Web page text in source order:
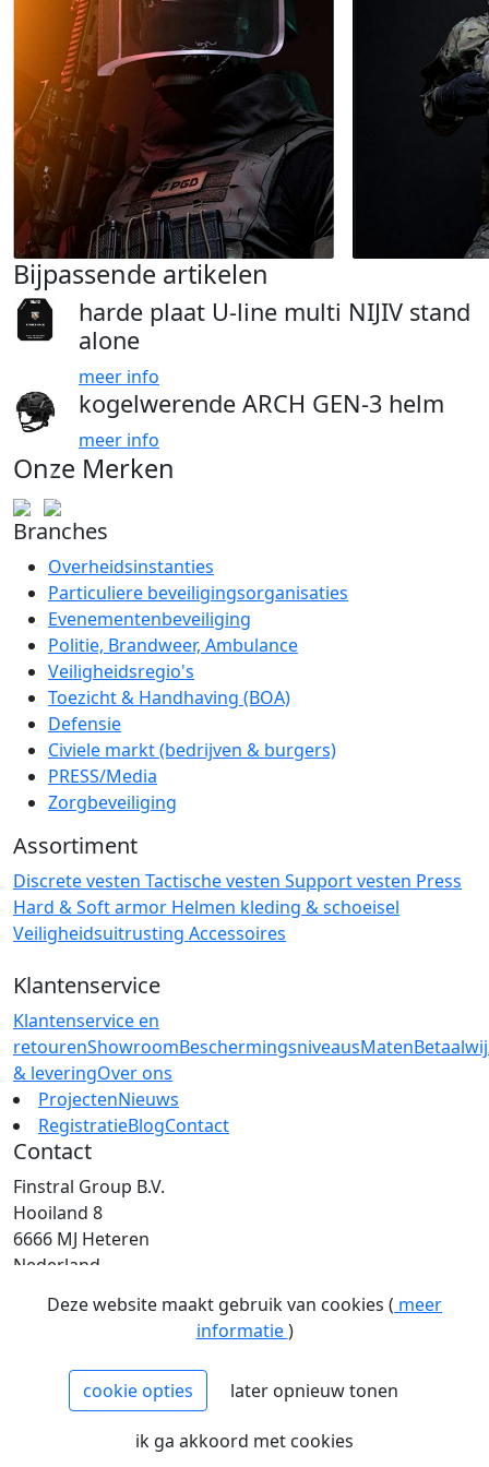
Bijpassende artikelen
harde plaat U-line multi NIJIV stand
alone
meer info
kogelwerende ARCH GEN-3 helm
meer info
Onze Merken
Branches
Overheidsinstanties
Particuliere beveiligingsorganisaties
Evenementenbeveiliging
Politie, Brandweer, Ambulance
Veiligheidsregio's
Toezicht & Handhaving (BOA)
Defensie
Civiele markt (bedrijven & burgers)
PRESS/Media
Zorgbeveiliging
Assortiment
Discrete vesten Tactische vesten Support vesten Press
Hard & Soft armor Helmen kleding & schoeisel
Veiligheidsuitrusting Accessoires
Klantenservice
Klantenservice en
retourenShowroomBeschermingsniveausMaten
& leveringOver ons
ProjectenNieuws
RegistratieBlogContact
Contact
Finstral Group B.V.
Hooiland 8
6666 MJ Heteren
Nederland
E: info@finstral.nl
BTW: NL813263025B01
EORI: NL813263025
NCAGE: H2NM0
Deze website maakt gebruik van cookies ( meer
informatie)
cookie opties later opnieuw tonen
ik ga akkoord met cookies